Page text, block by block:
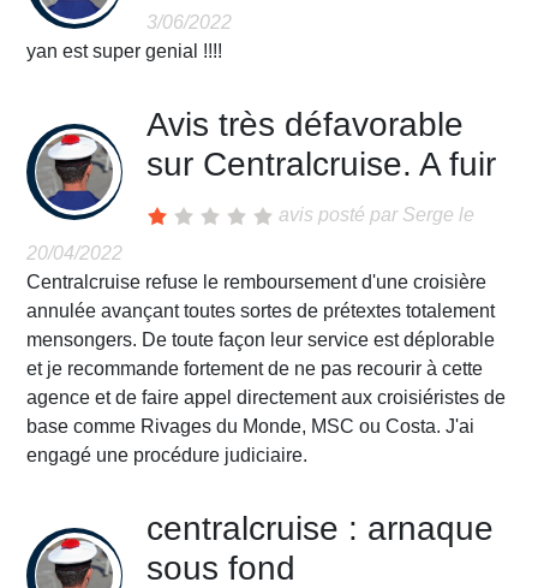
3/06/2022
yan est super genial !!!!
Avis très défavorable
sur Centralcruise. A fuir
avis posté par Serge le
20/04/2022
Centralcruise refuse le remboursement d'une croisière
annulée avançant toutes sortes de prétextes totalement
mensongers. De toute façon leur service est déplorable
et je recommande fortement de ne pas recourir à cette
agence et de faire appel directement aux croisiéristes de
base comme Rivages du Monde, MSC ou Costa. J'ai
engagé une procédure judiciaire.
centralcruise : arnaque
sous fond